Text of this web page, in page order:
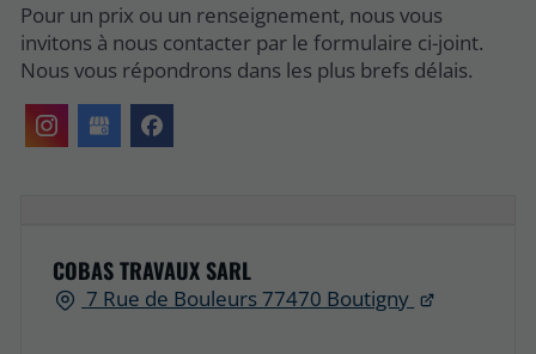
Pour un prix ou un renseignement, nous vous
invitons à nous contacter par le formulaire ci-joint.
Nous vous répondrons dans les plus brefs délais.
COBAS TRAVAUX SARL
7 Rue de Bouleurs 77470 Boutigny